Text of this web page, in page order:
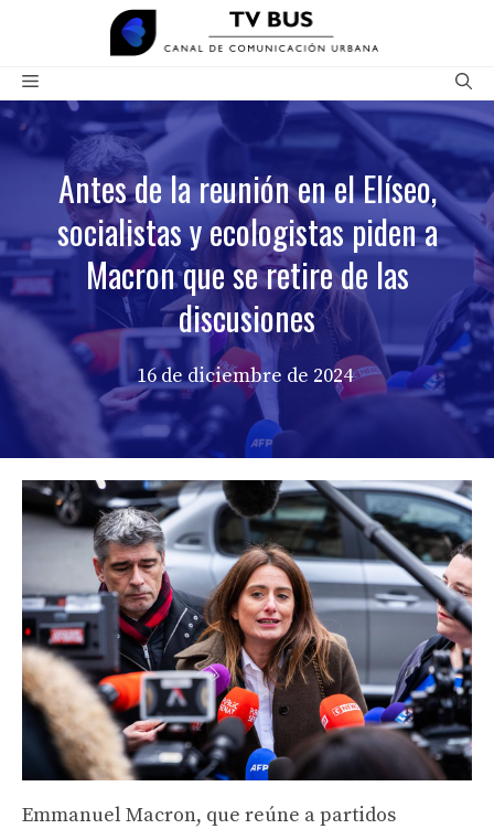
contenido
Menú
Antes de la reunión en el Elíseo,
socialistas y ecologistas piden a
Macron que se retire de las
discusiones
16 de diciembre de 2024
Emmanuel Macron, que reúne a partidos